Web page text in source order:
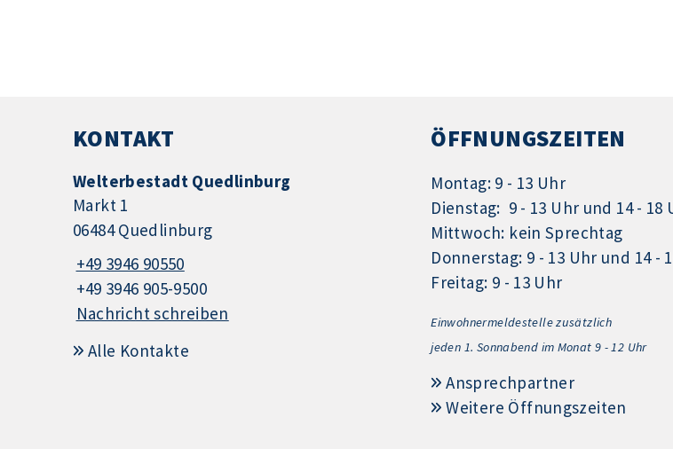
KONTAKT
Welterbestadt Quedlinburg
Markt 1
06484 Quedlinburg
+49 3946 90550
+49 3946 905-9500
Nachricht schreiben
Alle Kontakte
ÖFFNUNGSZEITEN
Montag: 9 - 13 Uhr
Dienstag: 9 - 13 Uhr und 14 - 18
Mittwoch: kein Sprechtag
Donnerstag: 9 - 13 Uhr und 14 -
Freitag: 9 - 13 Uhr
Einwohnermeldestelle zusätzlich
jeden 1. Sonnabend im Monat 9 - 12 Uhr
Ansprechpartner
Weitere Öffnungszeiten